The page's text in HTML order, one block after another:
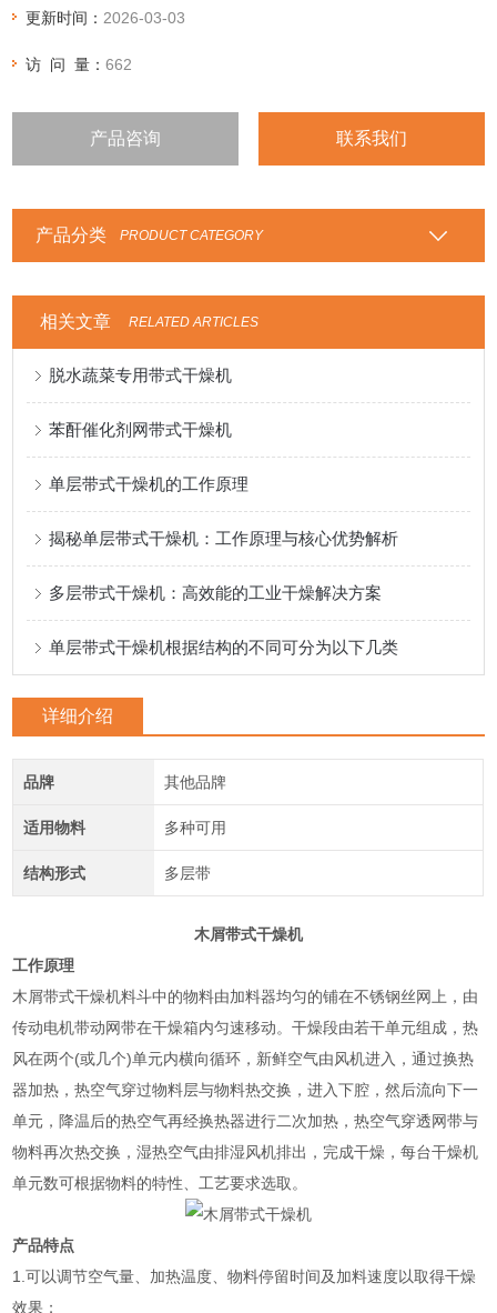
更新时间： 2026-03-03
访 问 量：662
产品咨询 联系我们
产品分类 PRODUCT CATEGORY
相关文章 RELATED ARTICLES
脱水蔬菜专用带式干燥机
苯酐催化剂网带式干燥机
单层带式干燥机的工作原理
揭秘单层带式干燥机：工作原理与核心优势解析
多层带式干燥机：高效能的工业干燥解决方案
单层带式干燥机根据结构的不同可分为以下几类
详细介绍
品牌 其他品牌
适用物料 多种可用
结构形式 多层带
木屑带式干燥机
工作原理
木屑带式干燥机料斗中的物料由加料器均匀的铺在不锈钢丝网上，由
传动电机带动网带在干燥箱内匀速移动。干燥段由若干单元组成，热
风在两个(或几个)单元内横向循环，新鲜空气由风机进入，通过换热
器加热，热空气穿过物料层与物料热交换，进入下腔，然后流向下一
单元，降温后的热空气再经换热器进行二次加热，热空气穿透网带与
物料再次热交换，湿热空气由排湿风机排出，完成干燥，每台干燥机
单元数可根据物料的特性、工艺要求选取。
产品特点
1.可以调节空气量、加热温度、物料停留时间及加料速度以取得干燥
效果；